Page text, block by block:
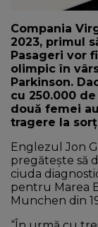
Compania
2023, primul
Pasageri vor
olimpic în
Parkinson.
cu 250.000
două femei
tragere la
Englezul Jon
pregătește să
ciuda
pentru Marea
Munchen din